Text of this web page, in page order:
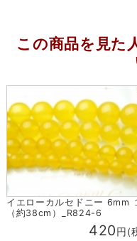
この商品を見た
イエローカルセドニー 6mm
（約38cm）_R824-6
420円(